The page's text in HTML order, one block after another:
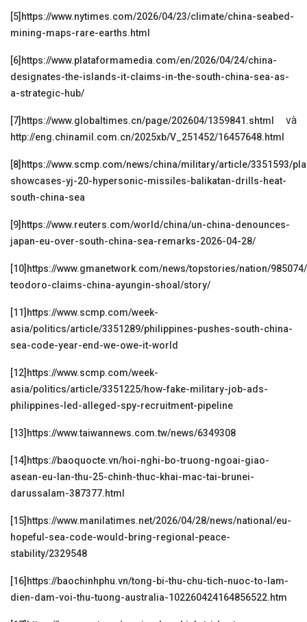
[5] https://www.nytimes.com/2026/04/23/climate/china-seabed-
mining-maps-rare-earths.html
[6] https://www.plataformamedia.com/en/2026/04/24/china-
designates-the-islands-it-claims-in-the-south-china-sea-as-
a-strategic-hub/
[7] https://www.globaltimes.cn/page/202604/1359841.shtml và
http://eng.chinamil.com.cn/2025xb/V_251452/16457648.html
[8] https://www.scmp.com/news/china/military/article/3351593/
showcases-yj-20-hypersonic-missiles-balikatan-drills-heat-
south-china-sea
[9] https://www.reuters.com/world/china/un-china-denounces-
japan-eu-over-south-china-sea-remarks-2026-04-28/
[10] https://www.gmanetwork.com/news/topstories/nation/
teodoro-claims-china-ayungin-shoal/story/
[11] https://www.scmp.com/week-
asia/politics/article/3351289/philippines-pushes-south-china-
sea-code-year-end-we-owe-it-world
[12] https://www.scmp.com/week-
asia/politics/article/3351225/how-fake-military-job-ads-
philippines-led-alleged-spy-recruitment-pipeline
[13] https://www.taiwannews.com.tw/news/6349308
[14] https://baoquocte.vn/hoi-nghi-bo-truong-ngoai-giao-
asean-eu-lan-thu-25-chinh-thuc-khai-mac-tai-brunei-
darussalam-387377.html
[15] https://www.manilatimes.net/2026/04/28/news/national/eu-
hopeful-sea-code-would-bring-regional-peace-
stability/2329548
[16] https://baochinhphu.vn/tong-bi-thu-chu-tich-nuoc-to-lam-
dien-dam-voi-thu-tuong-australia-102260424164856522.htm